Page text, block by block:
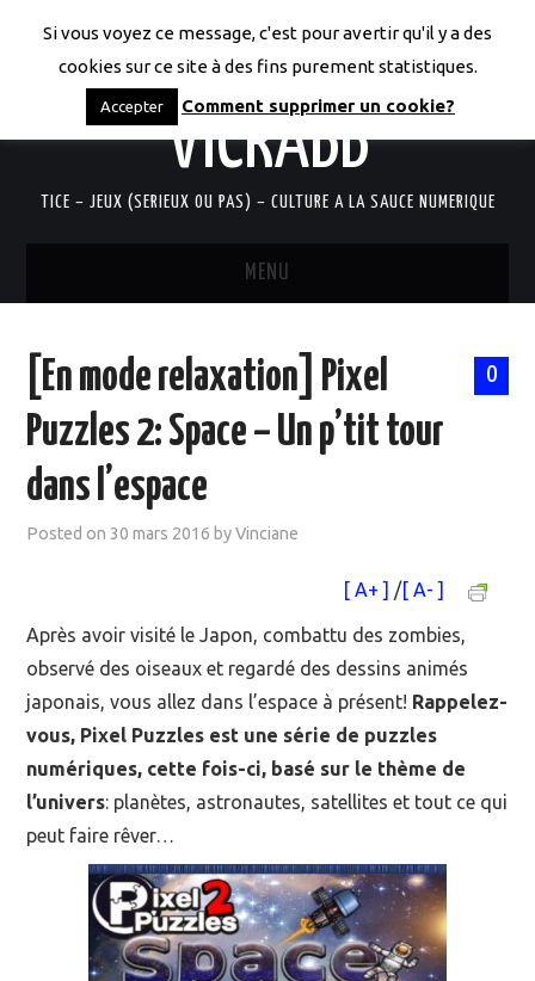
LES CODICES DE
VICRABB
TICE – JEUX (SERIEUX OU PAS) – CULTURE A LA SAUCE NUMERIQUE
MENU
QUI SUIS-JE?
EVÉNEMENTS
DANS LA PRESSE
0
[En mode relaxation] Pixel
Puzzles 2: Space – Un p’tit tour
dans l’espace
Posted on30 mars 2016 byVinciane
[ A+ ] /[ A- ]
Après avoir visité le Japon, combattu des zombies,
observé des oiseaux et regardé des dessins animés
japonais, vous allez dans l’espace à présent! Rappelez-
vous, Pixel Puzzles est une série de puzzles
numériques, cette fois-ci, basé sur le thème de
l’univers: planètes, astronautes, satellites et tout ce qui
peut faire rêver…
Si vous voyez ce message, c'est pour avertir qu'il y a des
cookies sur ce site à des fins purement statistiques.
Accepter Comment supprimer un cookie?